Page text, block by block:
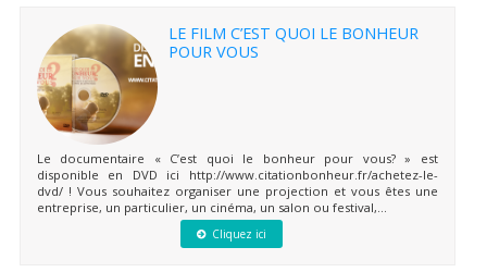
LE FILM C’EST QUOI LE BONHEUR
POUR VOUS
Le documentaire « C’est quoi le bonheur pour vous? » est
disponible en DVD ici http://www.citationbonheur.fr/achetez-le-
dvd/ ! Vous souhaitez organiser une projection et vous êtes une
entreprise, un particulier, un cinéma, un salon ou festival,...
Cliquez ici